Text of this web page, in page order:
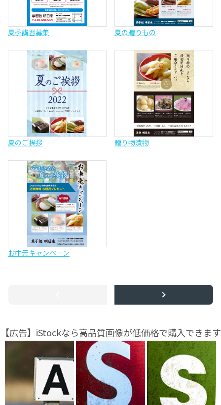
夏季講習募集 夏の贈りもの
夏のご挨拶 贈り物漬物
お中元キャンペーン
【広告】iStockなら高品質画像が低価格で購入できます